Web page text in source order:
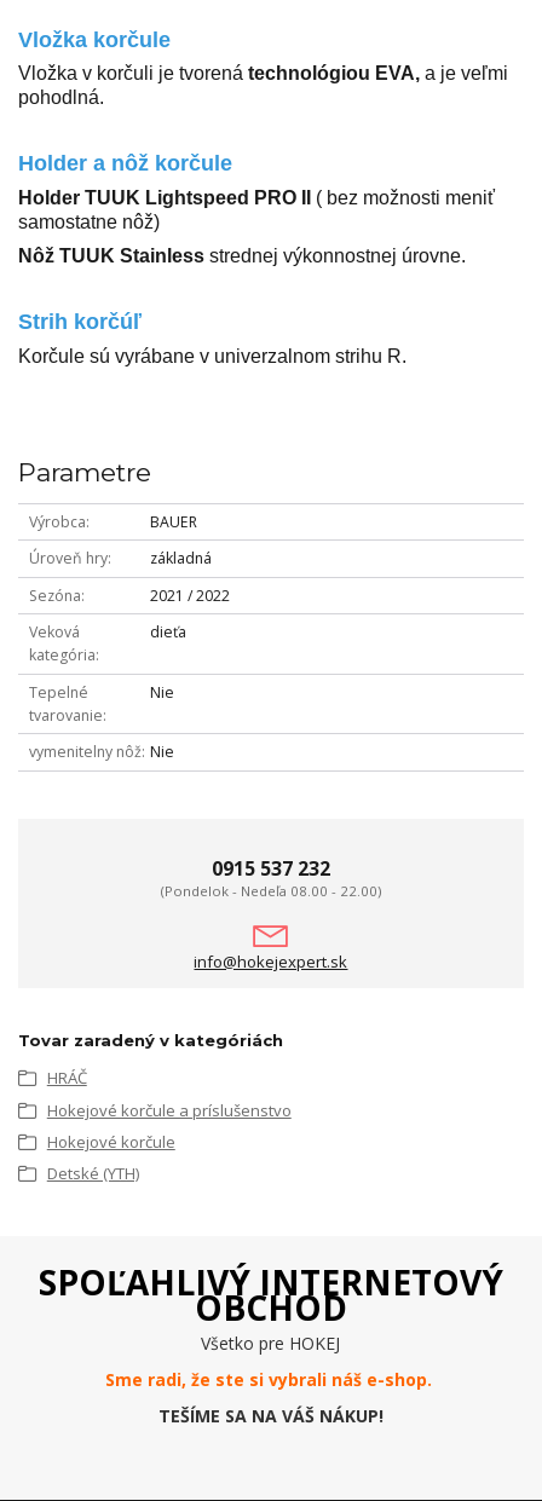
Vložka korčule
Vložka v korčuli je tvorená technológiou EVA, a je veľmi
pohodlná.
Holder a nôž korčule
Holder TUUK Lightspeed PRO II
( bez možnosti meniť
samostatne nôž)
Nôž TUUK Stainless strednej výkonnostnej úrovne.
Strih korčúľ
Korčule sú vyrábane v univerzalnom strihu R.
Parametre
Výrobca
BAUER
Úroveň hry
základná
Sezóna
2021 / 2022
Veková
kategória
dieťa
Tepelné
tvarovanie
Nie
vymenitelny nôž Nie
0915 537 232
(Pondelok - Nedeľa 08.00 - 22.00)
info@hokejexpert.sk
Tovar zaradený v kategóriách
HRÁČ
Hokejové korčule a príslušenstvo
Hokejové korčule
Detské (YTH)
SPOĽAHLIVÝ INTERNETOVÝ
OBCHOD
Všetko pre HOKEJ
Sme radi, že ste si vybrali náš e-shop.
TEŠÍME SA NA VÁŠ NÁKUP!